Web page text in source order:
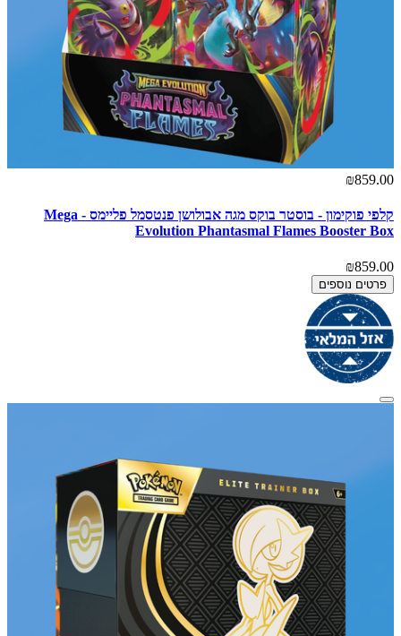
₪859.00
קלפי פוקימון - בוסטר בוקס מגה אבולושן פנטסמל פליימס - Mega
Evolution Phantasmal Flames Booster Box
₪859.00
פרטים נוספים